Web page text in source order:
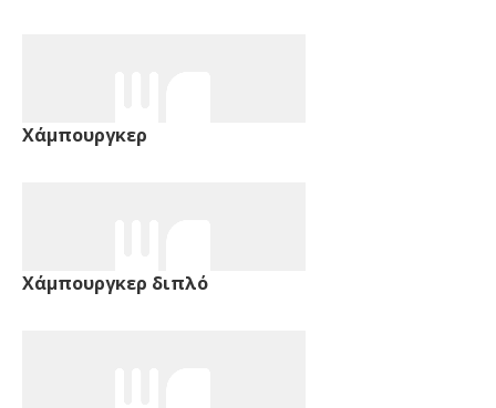
Χάμπουργκερ
Χάμπουργκερ διπλό